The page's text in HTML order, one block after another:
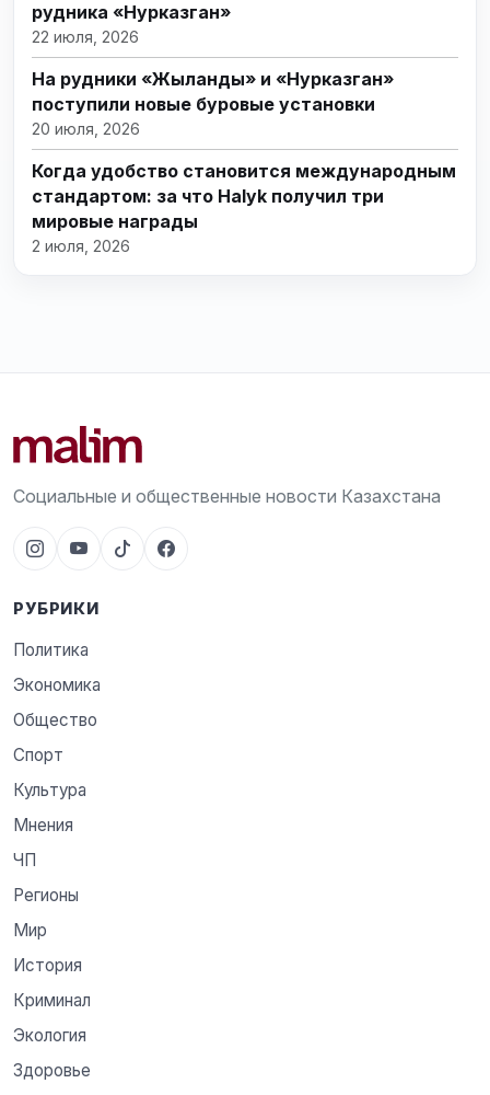
рудника «Нурказган»
22 июля, 2026
На рудники «Жыланды» и «Нурказган»
поступили новые буровые установки
20 июля, 2026
Когда удобство становится международным
стандартом: за что Halyk получил три
мировые награды
2 июля, 2026
Социальные и общественные новости Казахстана
РУБРИКИ
Политика
Экономика
Общество
Спорт
Культура
Мнения
ЧП
Регионы
Мир
История
Криминал
Экология
Здоровье